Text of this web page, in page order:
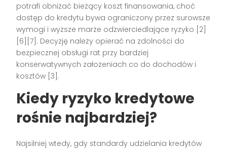
potrafi obniżać bieżący koszt finansowania, choć
dostęp do kredytu bywa ograniczony przez surowsze
wymogi i wyższe marże odzwierciedlające ryzyko [2]
[6][7]. Decyzję należy opierać na zdolności do
bezpiecznej obsługi rat przy bardziej
konserwatywnych założeniach co do dochodów i
kosztów [3].
Kiedy ryzyko kredytowe
rośnie najbardziej?
Najsilniej wtedy, gdy standardy udzielania kredytów